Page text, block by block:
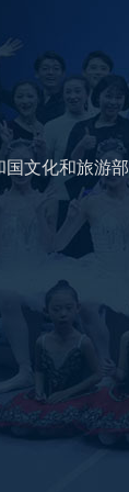
国文化和旅游部